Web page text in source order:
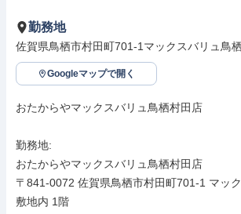
勤務地
佐賀県鳥栖市村田町701-1マックスバリュ鳥
Googleマップで開く
おたからやマックスバリュ鳥栖村田店
勤務地:
おたからやマックスバリュ鳥栖村田店
〒841-0072 佐賀県鳥栖市村田町701-1 マッ
敷地内 1階